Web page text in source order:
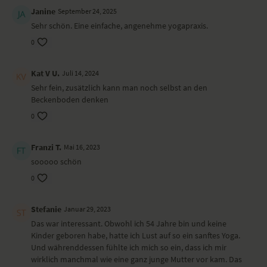
Besondere Yoga-Übungen (Asanas)
Shavasana zum Ankommen
geführte Atmung in Rückenlage
Beckenkippen in Rückenlage
Hüftmobilisierung in Rückenlage
Nadelöhr für Hüftdehnung
sanfte Nackenkreise
Wirkung und Vorteile der Yoga-Übungs-Sequenz
Mobilisierung der Gelenke
Nimm dir einen Block mit auf die Matte.
Ort und Ausstattung
Das Yoga-Video haben wir bei Lord Vishnus Couchgedreht. Nicole
Janine September 24, 2025
Sehr schön. Eine einfache, angenehme yogapraxis.
0
Kat V U. Juli 14, 2024
Sehr fein, zusätzlich kann man noch selbst an den
Beckenboden denken
0
Franzi T. Mai 16, 2023
sooooo schön
0
Stefanie Januar 29, 2023
Das war interessant. Obwohl ich 54 Jahre bin und keine
Kinder geboren habe, hatte ich Lust auf so ein sanftes Yoga.
Und währenddessen fühlte ich mich so ein, dass ich mir
wirklich manchmal wie eine ganz junge Mutter vor kam. Das